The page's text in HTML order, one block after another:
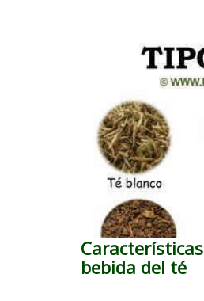
bebida del té